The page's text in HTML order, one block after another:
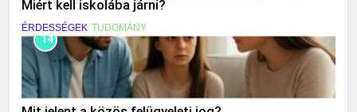
Miért kell iskolába járni?
ÉRDESSÉGEK TUDOMÁNY
14